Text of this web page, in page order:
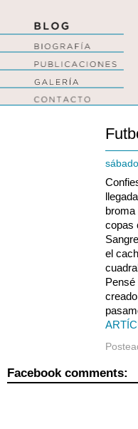
copas
el
Pensé
Facebook comments: